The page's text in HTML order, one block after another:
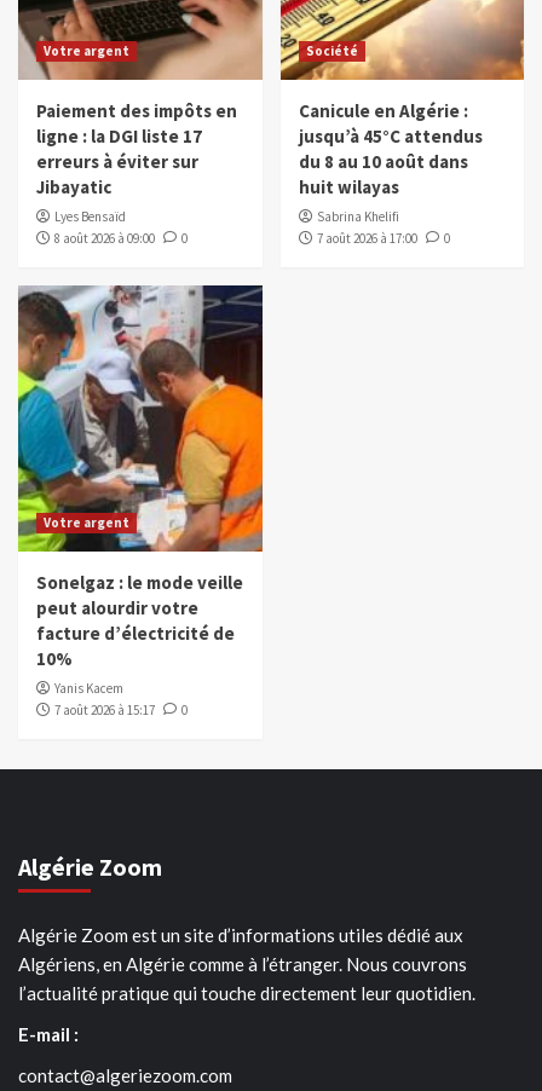
Votre argent
Paiement des impôts en
ligne : la DGI liste 17
erreurs à éviter sur
Jibayatic
Lyes Bensaïd
8 août 2026 à 09:00
0
Société
Canicule en Algérie :
jusqu’à 45°C attendus
du 8 au 10 août dans
huit wilayas
Sabrina Khelifi
7 août 2026 à 17:00
0
Votre argent
Sonelgaz : le mode veille
peut alourdir votre
facture d’électricité de
10%
Yanis Kacem
7 août 2026 à 15:17
0
Algérie Zoom
Algérie Zoom est un site d’informations utiles dédié aux
Algériens, en Algérie comme à l’étranger. Nous couvrons
l’actualité pratique qui touche directement leur quotidien.
E-mail :
contact@algeriezoom.com